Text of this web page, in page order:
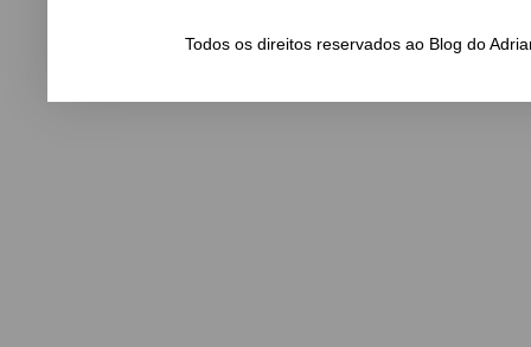
Todos os direitos reservados ao Blog do